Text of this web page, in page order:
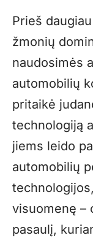
Prieš
žmonių
naudosimės
automobilių
pritaikė
technologiją
jiems leido
automobilių
visuomenę –
pasaulį,